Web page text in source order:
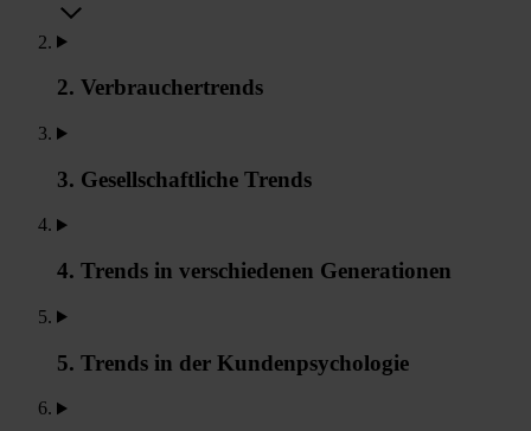
2. Verbrauchertrends
3. Gesellschaftliche Trends
4. Trends in verschiedenen Generationen
5. Trends in der Kundenpsychologie